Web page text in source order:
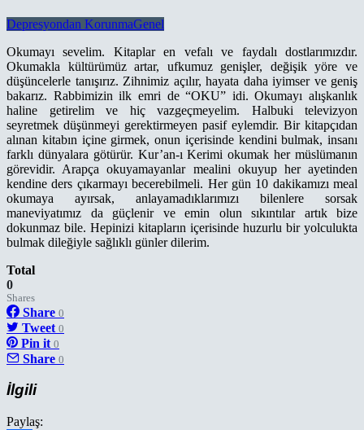
Depresyondan KorunmaGenel
Okumayı sevelim. Kitaplar en vefalı ve faydalı dostlarımızdır.
Okumakla kültürümüz artar, ufkumuz genişler, değişik yöre ve
düşüncelerle tanışırız. Zihnimiz açılır, hayata daha iyimser ve geniş
bakarız. Rabbimizin ilk emri de “OKU” idi. Okumayı alışkanlık
haline getirelim ve hiç vazgeçmeyelim. Halbuki televizyon
seyretmek düşünmeyi gerektirmeyen pasif eylemdir. Bir kitapçıdan
alınan kitabın içine girmek, onun içerisinde kendini bulmak, insanı
farklı dünyalara götürür. Kur’an-ı Kerimi okumak her müslümanın
görevidir. Arapça okuyamayanlar mealini okuyup her ayetinden
kendine ders çıkarmayı becerebilmeli. Her gün 10 dakikamızı meal
okumaya ayırsak, anlayamadıklarımızı bilenlere sorsak
maneviyatımız da güçlenir ve emin olun sıkıntılar artık bize
dokunmaz bile. Hepinizi kitapların içerisinde huzurlu bir yolculukta
bulmak dileğiyle sağlıklı günler dilerim.
Total
0
Shares
Share 0
Tweet 0
Pin it 0
Share 0
İlgili
Paylaş: